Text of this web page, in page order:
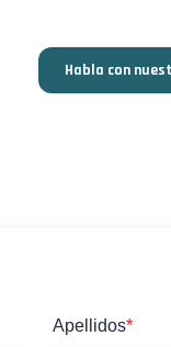
Habla con
Apellidos*